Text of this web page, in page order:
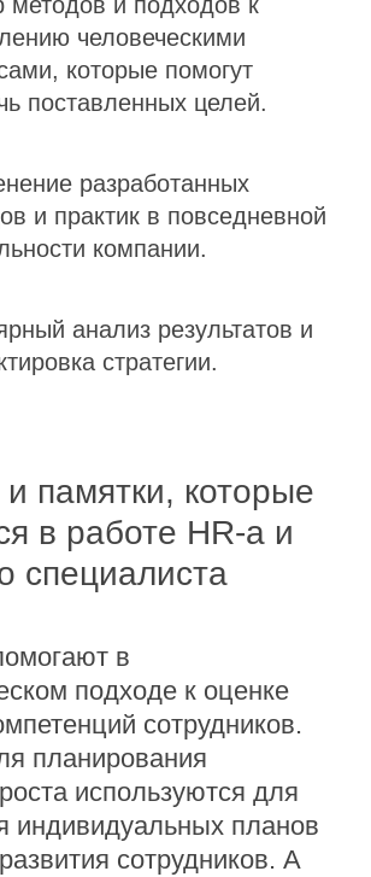
человеческими
которые помогут
поставленных целей.
разработанных
и практик в повседневной
компании.
анализ результатов и
стратегии.
памятки, которые
в работе HR-а и
специалиста
в
подходе к оценке
сотрудников.
планирования
используются для
индивидуальных планов
сотрудников. А